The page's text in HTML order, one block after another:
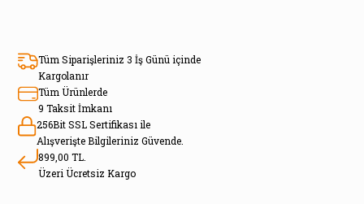
Tüm Siparişleriniz 3 İş Günü içinde
Kargolanır
Tüm Ürünlerde
9 Taksit İmkanı
256Bit SSL Sertifikası ile
Alışverişte Bilgileriniz Güvende.
899,00 TL.
Üzeri Ücretsiz Kargo